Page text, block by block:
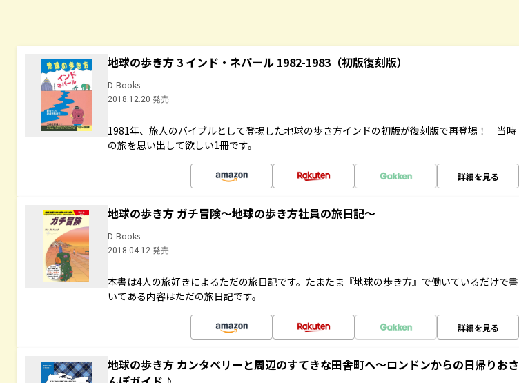
地球の歩き方 3 インド・ネパール 1982-1983（初版復刻版）
D-Books
2018.12.20 発売
1981年、旅人のバイブルとして登場した地球の歩き方インドの初版が復刻版で再登場！ 当時
の旅を思い出して欲しい1冊です。
詳細を見る
地球の歩き方 ガチ冒険～地球の歩き方社員の旅日記～
D-Books
2018.04.12 発売
本書は4人の旅好きによるただの旅日記です。たまたま『地球の歩き方』で働いているだけで書
いてある内容はただの旅日記です。
詳細を見る
地球の歩き方 カンタベリーと周辺のすてきな田舎町へ～ロンドンからの日帰りおさ